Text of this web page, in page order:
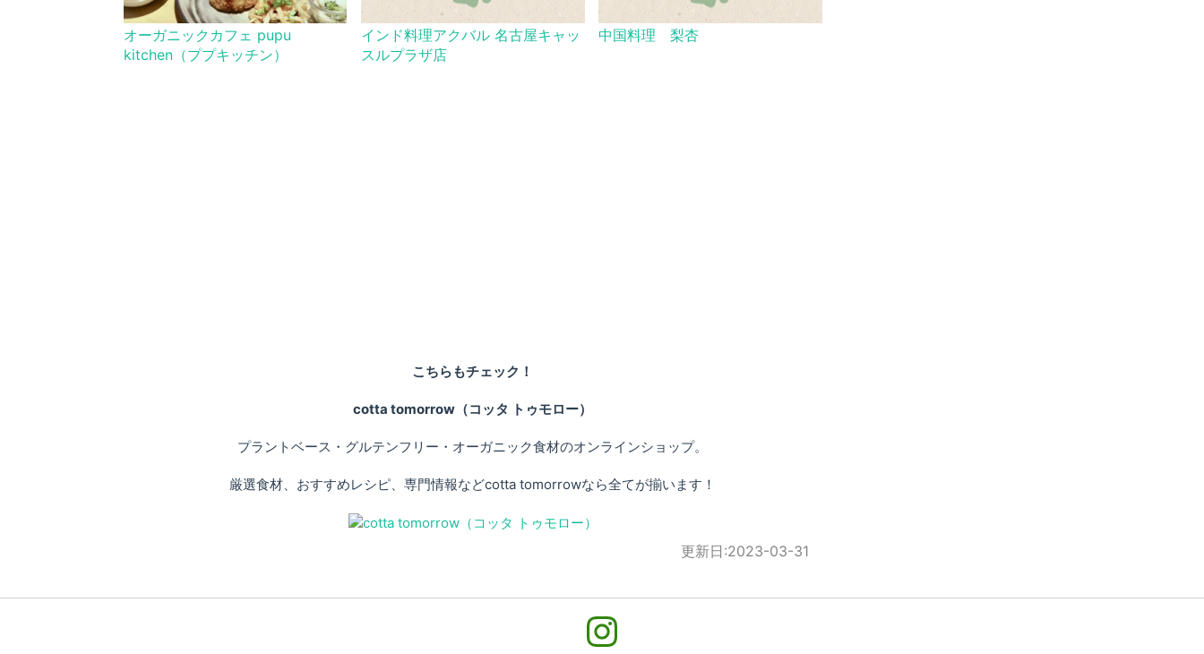
オーガニックカフェ pupu
kitchen（ププキッチン）
インド料理アクバル 名古屋キャッ
スルプラザ店
中国料理 梨杏
こちらもチェック！
cotta tomorrow（コッタ トゥモロー）
プラントベース・グルテンフリー・オーガニック食材のオンラインショップ。
厳選食材、おすすめレシピ、専門情報などcotta tomorrowなら全てが揃います！
更新日:2023-03-31